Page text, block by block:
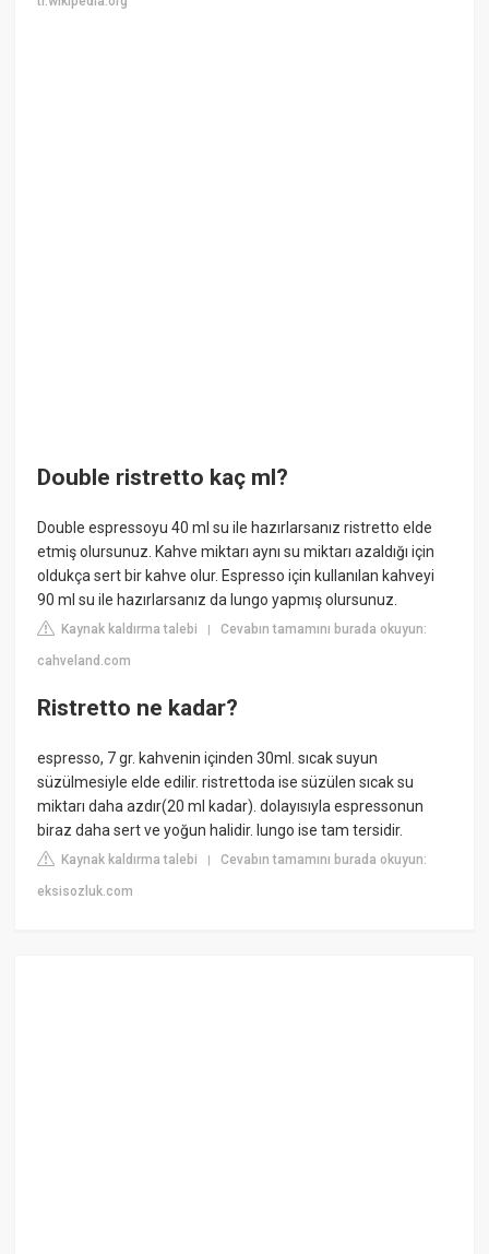
Double ristretto kaç ml?
Double espressoyu 40 ml su ile hazırlarsanız ristretto elde
etmiş olursunuz. Kahve miktarı aynı su miktarı azaldığı için
oldukça sert bir kahve olur. Espresso için kullanılan kahveyi
90 ml su ile hazırlarsanız da lungo yapmış olursunuz.
Kaynak kaldırma talebi |Cevabın tamamını burada okuyun:
cahveland.com
Ristretto ne kadar?
espresso, 7 gr. kahvenin içinden 30ml. sıcak suyun
süzülmesiyle elde edilir. ristrettoda ise süzülen sıcak su
miktarı daha azdır(20 ml kadar). dolayısıyla espressonun
biraz daha sert ve yoğun halidir. lungo ise tam tersidir.
Kaynak kaldırma talebi |Cevabın tamamını burada okuyun:
eksisozluk.com